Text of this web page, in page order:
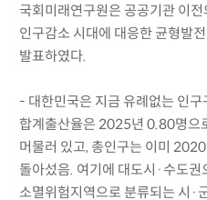
국회미래연구원은 공공기관 이
인구감소 시대에 대응한 균형발
발표하였다.
- 대한민국은 지금 유례없는 인
합계출산율은 2025년 0.80명으
머물러 있고, 총인구는 이미
돌아섰음. 여기에 대도시·수도
소멸위험지역으로 분류되는 시·